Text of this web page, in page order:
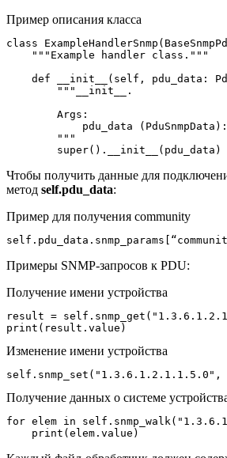
Пример описания класса
class
    """Example handler class."""
def __init__(self, pdu_data:
        """__init__.
        Args:
pdu_data
        """
        super().__init__(pdu_data)
Чтобы получить данные для
метод self.pdu_data:
Пример для получения community
Примеры SNMP-запросов к PDU:
Получение имени устройства
result =
print(result.value)
Изменение имени устройства
self.snmp_set("1.3.6.1.2.1.1.5.0",
Получение данных о системе
for elem in
    print(elem.value)